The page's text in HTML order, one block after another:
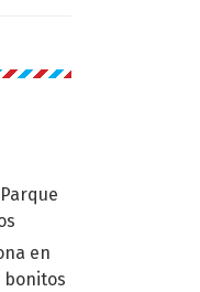
Parque
en
bonitos